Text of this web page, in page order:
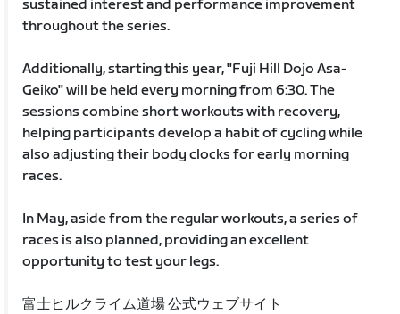
sustained interest and performance improvement
throughout the series.
Additionally, starting this year, "Fuji Hill Dojo Asa-
Geiko" will be held every morning from 6:30. The
sessions combine short workouts with recovery,
helping participants develop a habit of cycling while
also adjusting their body clocks for early morning
races.
In May, aside from the regular workouts, a series of
races is also planned, providing an excellent
opportunity to test your legs.
富士ヒルクライム道場 公式ウェブサイト